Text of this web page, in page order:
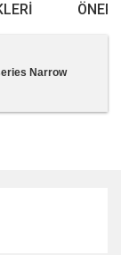
Narrow